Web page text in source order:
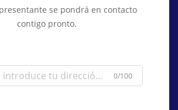
se pondrá en contacto
contigo pronto.
0/100